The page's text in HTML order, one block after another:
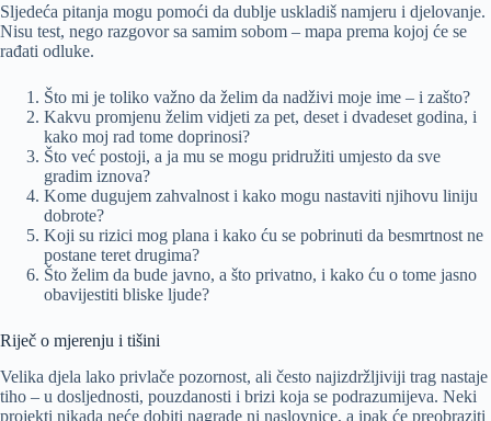
Sljedeća pitanja mogu pomoći da dublje uskladiš namjeru i djelovanje.
Nisu test, nego razgovor sa samim sobom – mapa prema kojoj će se
rađati odluke.
Što mi je toliko važno da želim da nadživi moje ime – i zašto?
Kakvu promjenu želim vidjeti za pet, deset i dvadeset godina, i
kako moj rad tome doprinosi?
Što već postoji, a ja mu se mogu pridružiti umjesto da sve
gradim iznova?
Kome dugujem zahvalnost i kako mogu nastaviti njihovu liniju
dobrote?
Koji su rizici mog plana i kako ću se pobrinuti da besmrtnost ne
postane teret drugima?
Što želim da bude javno, a što privatno, i kako ću o tome jasno
obavijestiti bliske ljude?
Riječ o mjerenju i tišini
Velika djela lako privlače pozornost, ali često najizdržljiviji trag nastaje
tiho – u dosljednosti, pouzdanosti i brizi koja se podrazumijeva. Neki
projekti nikada neće dobiti nagrade ni naslovnice, a ipak će preobraziti